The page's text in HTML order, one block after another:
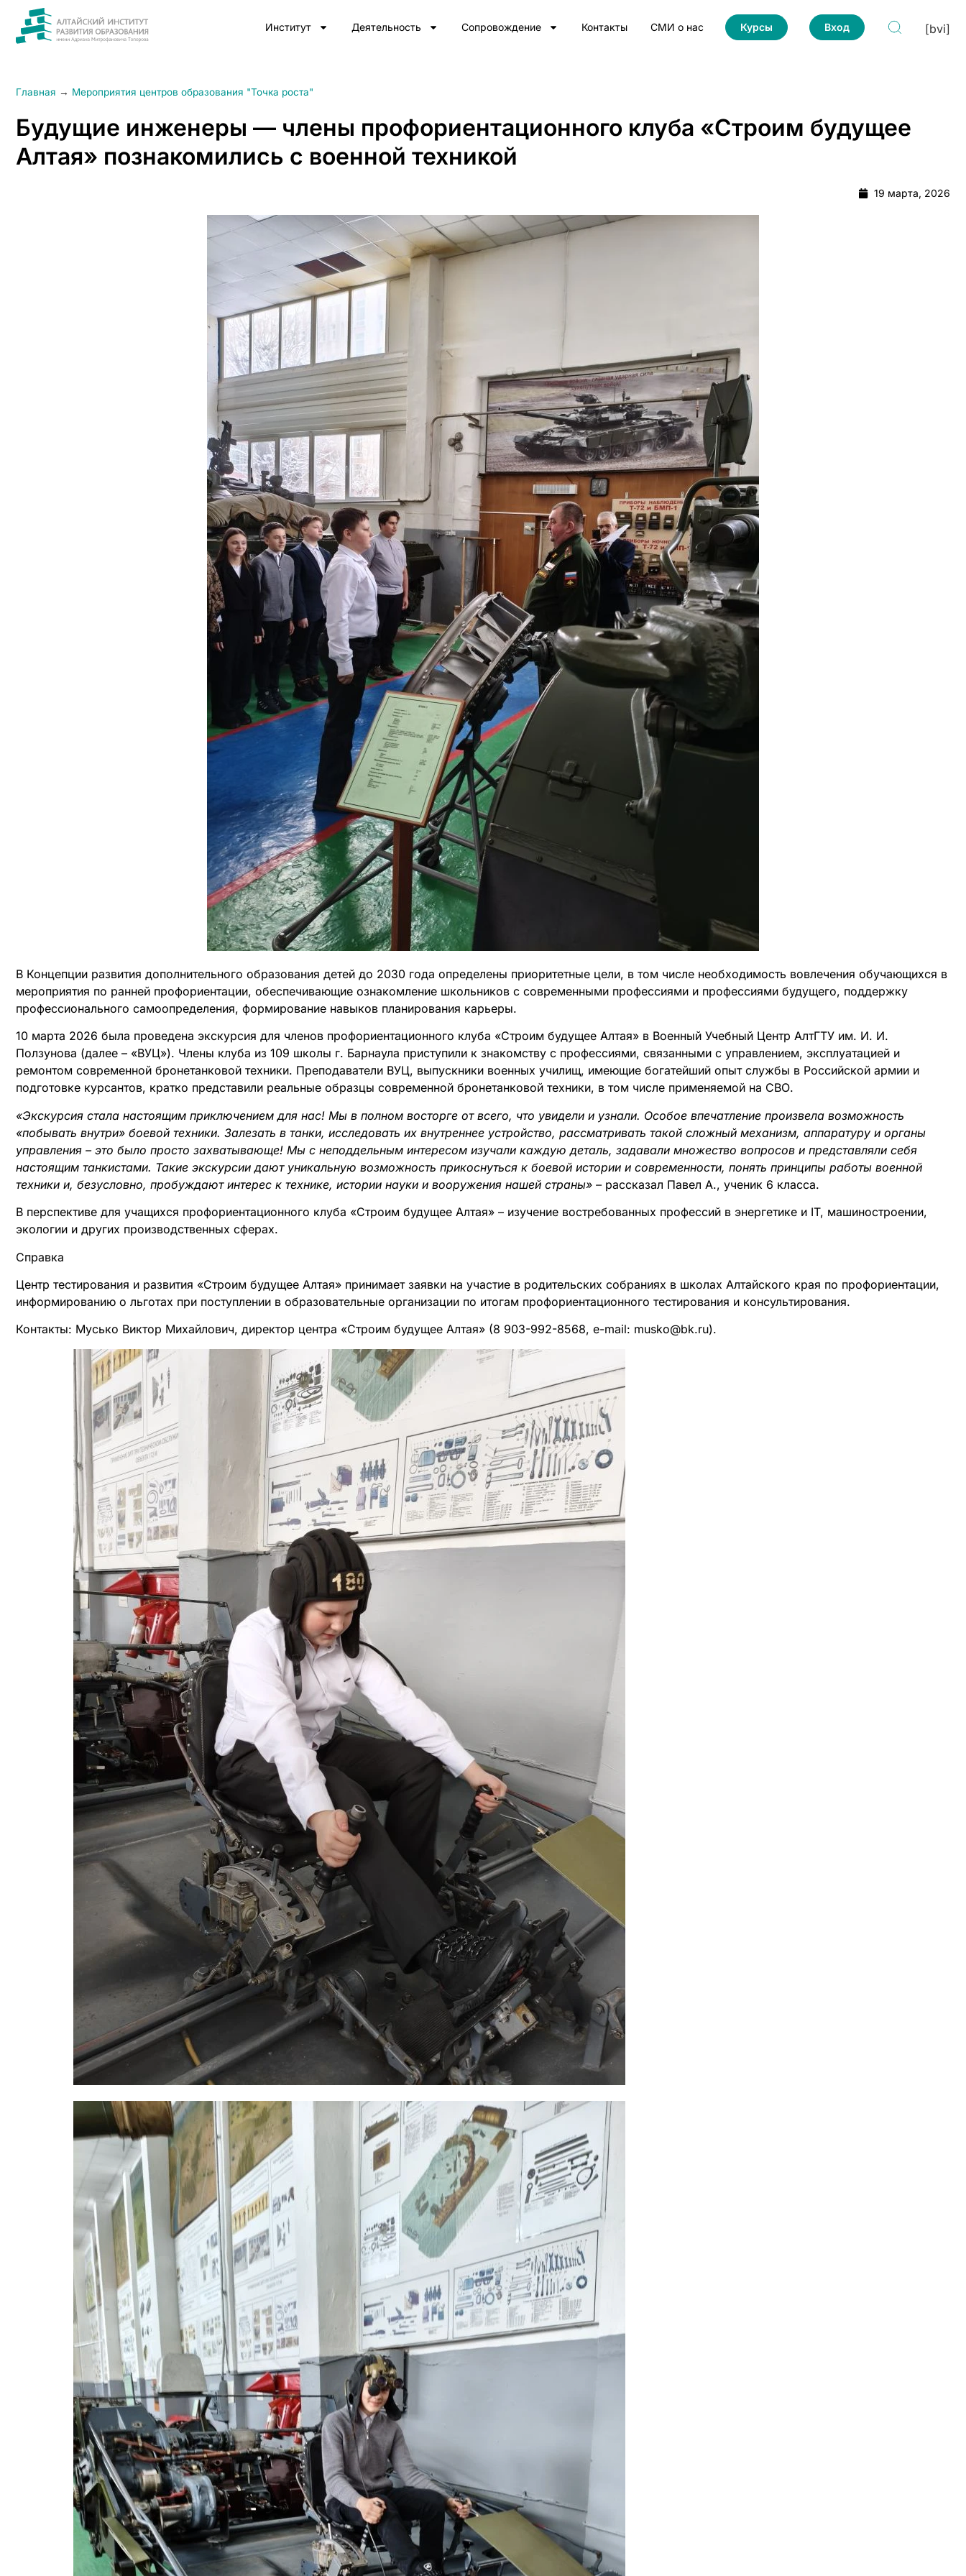
Институт Деятельность Сопровождение Контакты СМИ о нас Курсы Вход [bvi]
Главная → Мероприятия центров образования "Точка роста"
Будущие инженеры — члены профориентационного клуба «Строим будущее
Алтая» познакомились с военной техникой
19 марта, 2026
В Концепции развития дополнительного образования детей до 2030 года определены приоритетные цели, в том числе необходимость вовлечения обучающихся в
мероприятия по ранней профориентации, обеспечивающие ознакомление школьников с современными профессиями и профессиями будущего, поддержку
профессионального самоопределения, формирование навыков планирования карьеры.
10 марта 2026 была проведена экскурсия для членов профориентационного клуба «Строим будущее Алтая» в Военный Учебный Центр АлтГТУ им. И. И.
Ползунова (далее – «ВУЦ»). Члены клуба из 109 школы г. Барнаула приступили к знакомству с профессиями, связанными с управлением, эксплуатацией и
ремонтом современной бронетанковой техники. Преподаватели ВУЦ, выпускники военных училищ, имеющие богатейший опыт службы в Российской армии и
подготовке курсантов, кратко представили реальные образцы современной бронетанковой техники, в том числе применяемой на СВО.
«Экскурсия стала настоящим приключением для нас! Мы в полном восторге от всего, что увидели и узнали. Особое впечатление произвела возможность
«побывать внутри» боевой техники. Залезать в танки, исследовать их внутреннее устройство, рассматривать такой сложный механизм, аппаратуру и органы
управления – это было просто захватывающе! Мы с неподдельным интересом изучали каждую деталь, задавали множество вопросов и представляли себя
настоящим танкистами. Такие экскурсии дают уникальную возможность прикоснуться к боевой истории и современности, понять принципы работы военной
техники и, безусловно, пробуждают интерес к технике, истории науки и вооружения нашей страны» –рассказал Павел А., ученик 6 класса.
В перспективе для учащихся профориентационного клуба «Строим будущее Алтая» – изучение востребованных профессий в энергетике и IT, машиностроении,
экологии и других производственных сферах.
Справка
Центр тестирования и развития «Строим будущее Алтая» принимает заявки на участие в родительских собраниях в школах Алтайского края по профориентации,
информированию о льготах при поступлении в образовательные организации по итогам профориентационного тестирования и консультирования.
Контакты: Мусько Виктор Михайлович, директор центра «Строим будущее Алтая» (8 903-992-8568, e-mail: musko@bk.ru).